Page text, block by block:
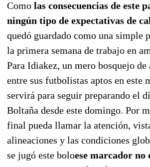
Como las consecuencias de este
ningún tipo de expectativas de
quedó guardado como una simple
la primera semana de trabajo en
Para Idiakez, un mero bosquejo de
entre sus futbolistas aptos en este
servirá para seguir preparando el
Boltaña desde este domingo. Por
final pueda llamar la atención,
alineaciones y las condiciones
se jugó este boloese marcador no